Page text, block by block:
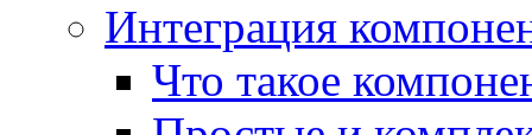
Интеграция
Что такое